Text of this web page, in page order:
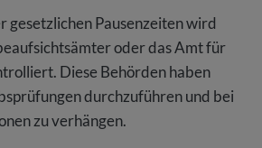
gesetzlichen Pausenzeiten wird
oder das Amt für
Diese Behörden haben
durchzuführen und bei
zu verhängen.